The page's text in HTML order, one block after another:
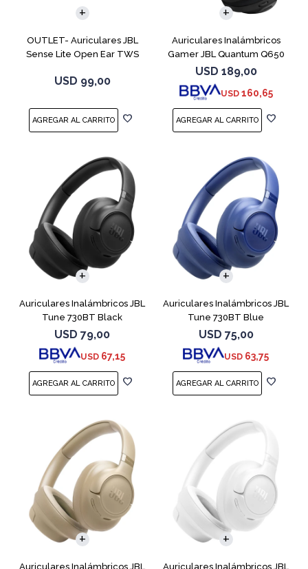
OUTLET- Auriculares JBL
Sense Lite Open Ear TWS
USD 99,00
Auriculares Inalámbricos
Gamer JBL Quantum Q650
Negro
USD 189,00
USD 160,65
Auriculares Inalámbricos JBL
Tune 730BT Black
USD 79,00
USD 67,15
Auriculares Inalámbricos JBL
Tune 730BT Blue
USD 75,00
USD 63,75
Auriculares Inalámbricos JBL
Auriculares Inalámbricos JBL